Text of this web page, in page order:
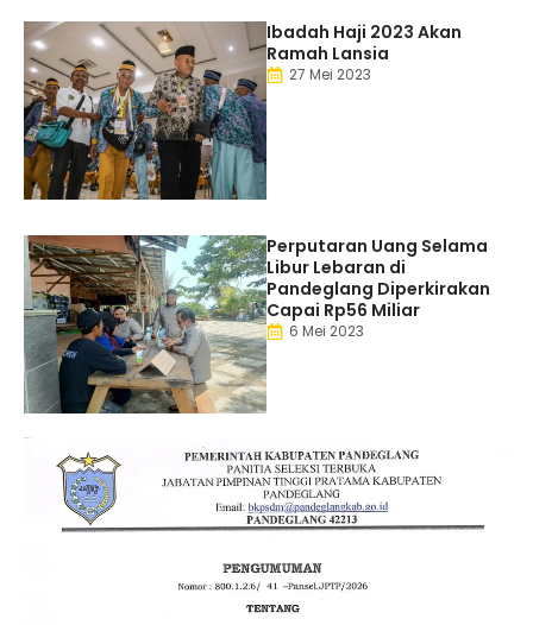
Ibadah Haji 2023 Akan
Ramah Lansia
27 Mei 2023
Perputaran Uang Selama
Libur Lebaran di
Pandeglang Diperkirakan
Capai Rp56 Miliar
6 Mei 2023